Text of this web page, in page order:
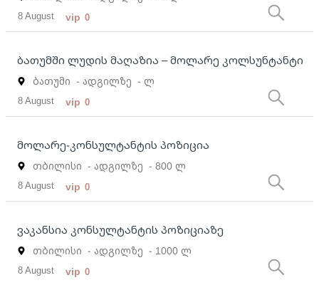
8 August vip 0
ბათუმში ლუდის მაღაზია – მოლარე კოლსუნტანტი
ბათუმი - ადგილზე - ლ
8 August vip 0
მოლარე-კონსულტანტის პოზიცია
თბილისი - ადგილზე - 800 ლ
8 August vip 0
ვაკანსია კონსულტანტის პოზიციაზე
თბილისი - ადგილზე - 1000 ლ
8 August vip 0